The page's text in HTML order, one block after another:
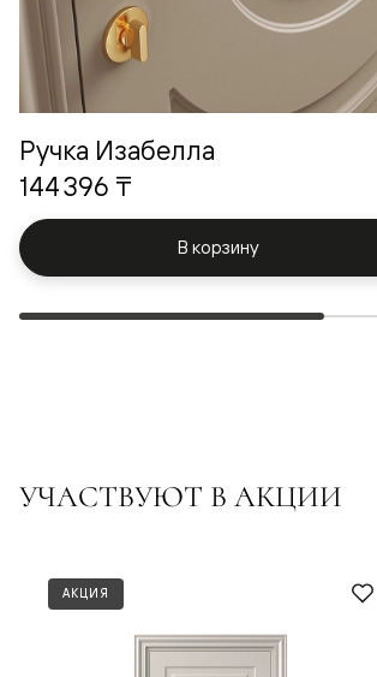
Ручка Изабелла
144 396 ₸
В корзину
УЧАСТВУЮТ В АКЦИИ
АКЦИЯ